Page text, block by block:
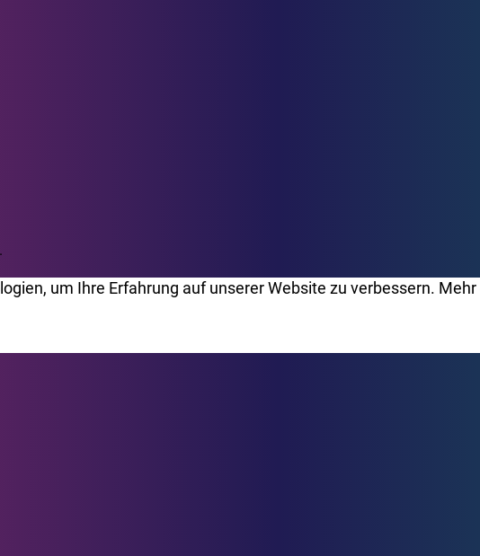
um Ihre Erfahrung auf unserer Website zu verbessern.